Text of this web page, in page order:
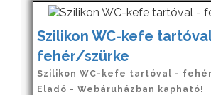
Szilikon WC-kefe
fehér/szürke
Szilikon WC-kefe tartóval -
Eladó - Webáruházban kapható!